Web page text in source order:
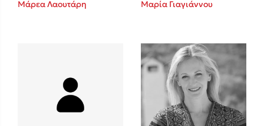
Sebastian Fitzek
Playlist
Μάρεα Λαουτάρη Μαρία Γιαγιάννου